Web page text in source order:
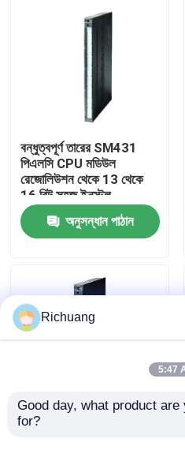
আমাদের সম্পর্কে
কারখানা ভ্রমণ
মান নিয়ন্ত্রণ
যোগাযোগ করুন
উদ্ধৃতির জন্য আবেদন
শিল্প অটোমেশন পণ্য
বন্ধুত্বপূর্ণ তারের SM431
পিএলসি CPU মডিউল
রেজোলিউশন থেকে 13 থেকে
16 বিট সহজ ইনস্টল
অনুসন্ধান পাঠান
সেমি স্বয়ংক্রিয় ডিজিটাল ইনপুট
Richuang
5:47
Good day, what product are
for?